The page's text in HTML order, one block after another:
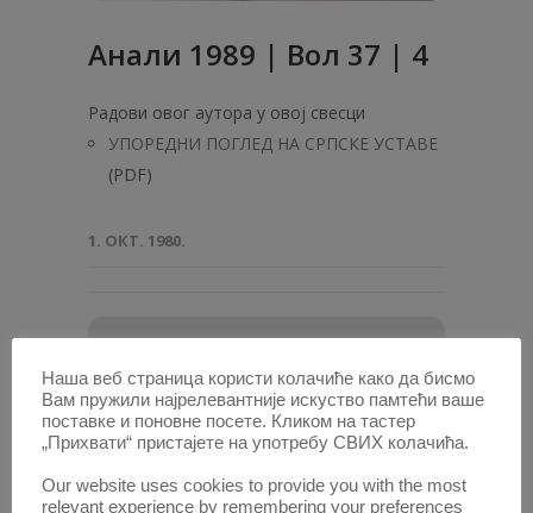
Анали 1989 | Вол 37 | 4
Радови овог аутора у овој свесци
УПОРЕДНИ ПОГЛЕД НА СРПСКЕ УСТАВЕ
(PDF)
1. ОКТ. 1980.
Наша веб страница користи колачиће како да бисмо
Вам пружили најрелевантније искуство памтећи ваше
поставке и поновне посете. Кликом на тастер
„Прихвати“ пристајете на употребу СВИХ колачића.
Our website uses cookies to provide you with the most
relevant experience by remembering your preferences